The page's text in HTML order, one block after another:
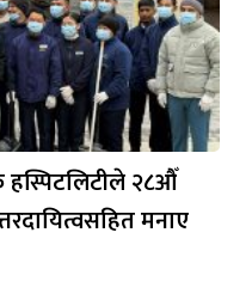
हस्पिटलिटीले २८औँ
मनाए